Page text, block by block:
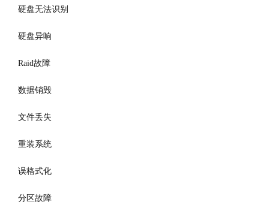
硬盘无法识别
硬盘异响
Raid故障
数据销毁
文件丢失
重装系统
误格式化
分区故障